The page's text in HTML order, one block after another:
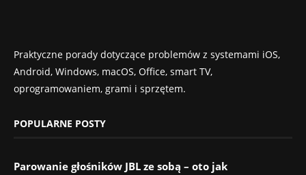
Praktyczne porady dotyczące problemów z systemami iOS,
Android, Windows, macOS, Office, smart TV,
oprogramowaniem, grami i sprzętem.
POPULARNE POSTY
Parowanie głośników JBL ze sobą – oto jak